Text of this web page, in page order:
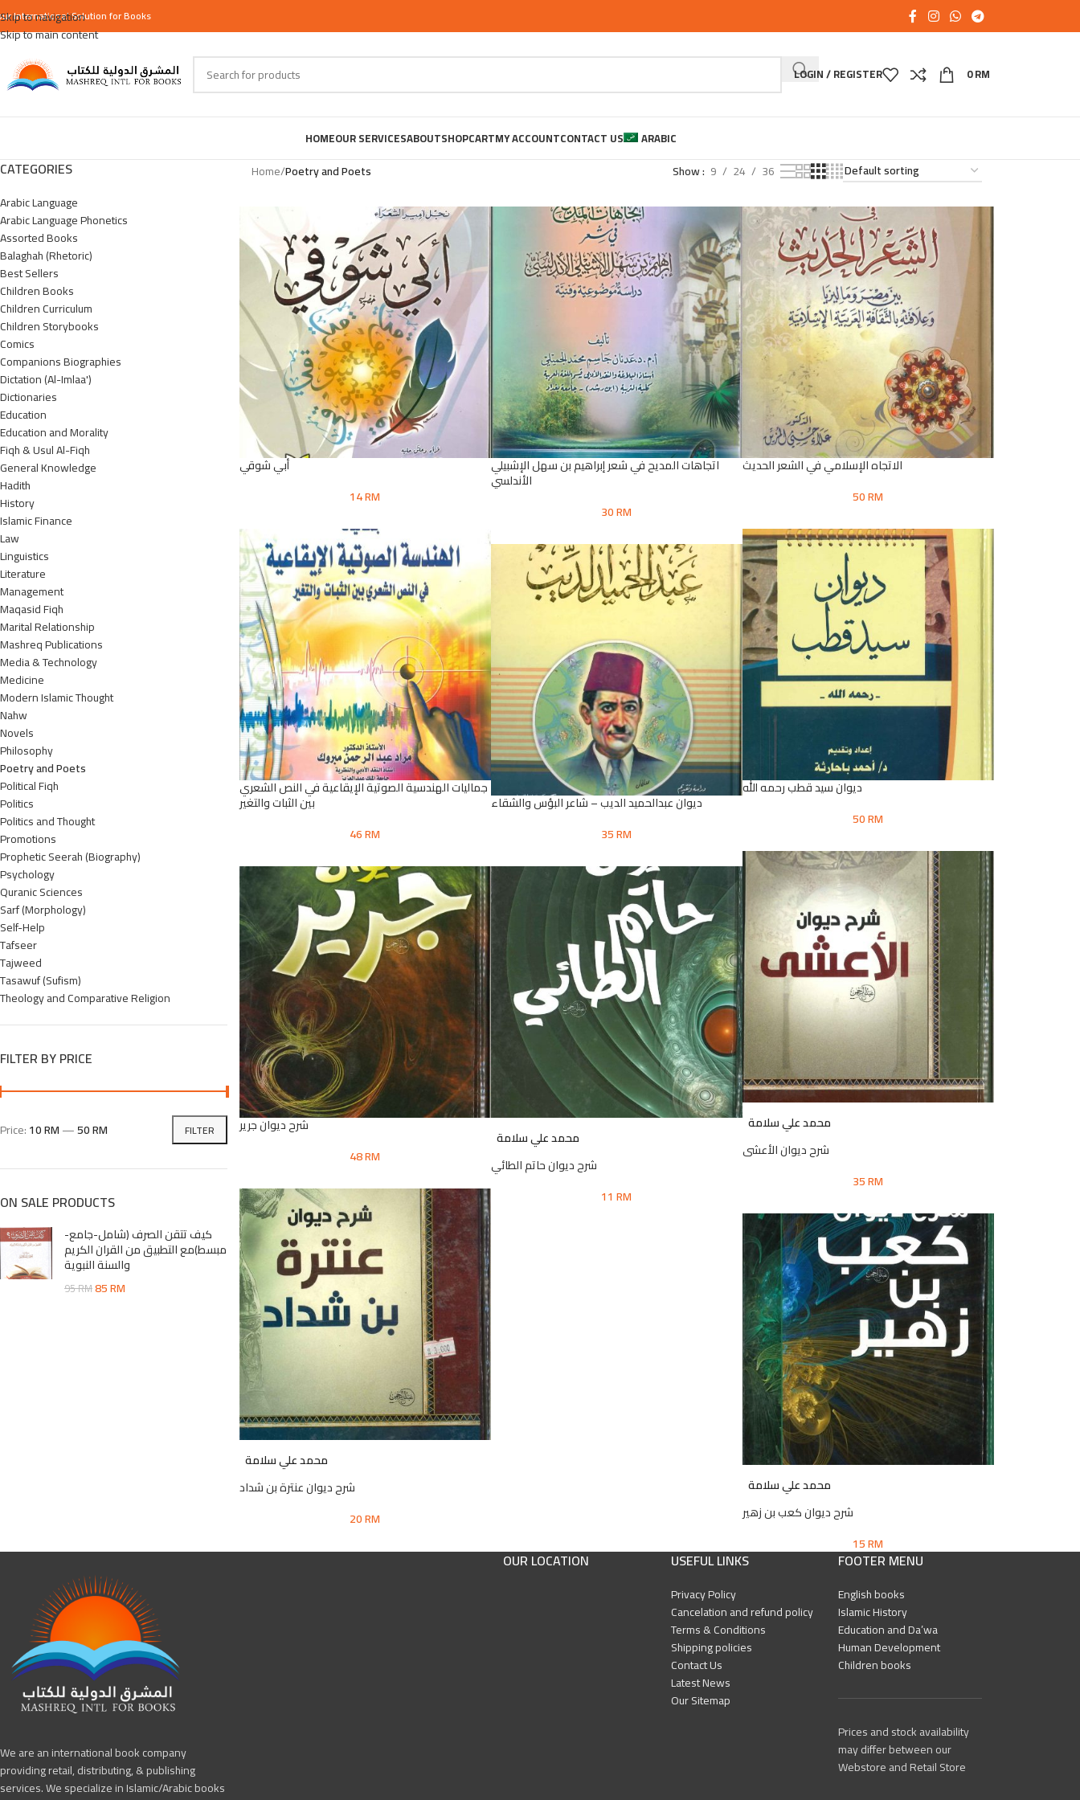
Skip to navigation
Skip to main content
InternationalSolution for Books
LOGIN / REGISTER 0RM
HOMEOUR SERVICESABOUTSHOPCARTMY ACCOUNTCONTACT US ARABIC
CATEGORIES
Arabic Language
Arabic Language Phonetics
Assorted Books
Balaghah (Rhetoric)
Best Sellers
Children Books
Children Curriculum
Children Storybooks
Comics
Companions Biographies
Dictation (Al-Imlaa')
Dictionaries
Education
Education and Morality
Fiqh & Usul Al-Fiqh
General Knowledge
Hadith
History
Islamic Finance
Law
Linguistics
Literature
Management
Maqasid Fiqh
Marital Relationship
Mashreq Publications
Media & Technology
Medicine
Modern Islamic Thought
Nahw
Novels
Philosophy
Poetry and Poets
Political Fiqh
Politics
Politics and Thought
Promotions
Prophetic Seerah (Biography)
Psychology
Quranic Sciences
Sarf (Morphology)
Self-Help
Tafseer
Tajweed
Tasawuf (Sufism)
Theology and Comparative Religion
FILTER BY PRICE
FILTER
Price:10 RM—50 RM
ON SALE PRODUCTS
كيف تتقن الصرف (شامل-جامع-
مبسط)مع التطبيق من القران الكريم
والسنة النبوية
95RM85RM
Home/Poetry and Poets Show 9 24 36
أبي شوقي
14RM
اتجاهات المديح في شعر إبراهيم بن سهل الإشبيلي
الأندلسي
30RM
الاتجاه الإسلامي في الشعر الحديث
50RM
جماليات الهندسية الصوتية الإيقاعية في النص الشعري
بين الثبات والتغير
46RM
ديوان سيد قطب رحمه الله
50RM
ديوان عبدالحميد الديب – شاعر البؤس والشقاء
35RM
محمد علي سلامة
شرح ديوان الأعشى
35RM
شرح ديوان جرير
48RM
محمد علي سلامة
شرح ديوان حاتم الطائي
11RM
محمد علي سلامة
شرح ديوان عنترة بن شداد
20RM
محمد علي سلامة
شرح ديوان كعب بن زهير
15RM
We are an international book company
providing retail, distributing, & publishing
services. We specialize in Islamic/Arabic books
OUR LOCATION USEFUL LINKS
Privacy Policy
Cancelation and refund policy
Terms & Conditions
Shipping policies
Contact Us
Latest News
Our Sitemap
FOOTER MENU
English books
Islamic History
Education and Da’wa
Human Development
Children books
Prices and stock availability
may differ between our
Webstore and Retail Store